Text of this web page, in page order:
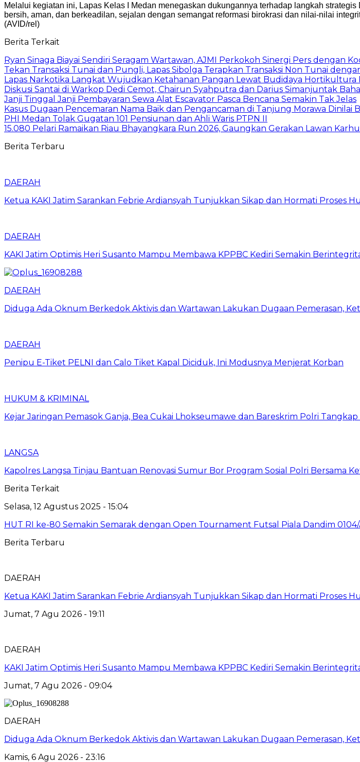
Melalui kegiatan ini, Lapas Kelas I Medan menegaskan dukungannya terhadap langkah
bersih, aman, dan berkeadilan, sejalan dengan semangat reformasi birokrasi dan nilai-nilai
(AVID/rel)
Berita Terkait
Ryan Sinaga Biayai Sendiri Seragam Wartawan, AJMI Perkokoh Sinergi Pers dengan
Tekan Transaksi Tunai dan Pungli, Lapas Sibolga Terapkan Transaksi Non Tunai
Lapas Narkotika Langkat Wujudkan Ketahanan Pangan Lewat Budidaya Hortikultura
Diskusi Santai di Warkop Dedi Cemot, Chairun Syahputra dan Darius Simanjuntak
Janji Tinggal Janji Pembayaran Sewa Alat Escavator Pasca Bencana Semakin Tak Jelas
Kasus Dugaan Pencemaran Nama Baik dan Pengancaman di Tanjung Morawa
PHI Medan Tolak Gugatan 101 Pensiunan dan Ahli Waris PTPN II
15.080 Pelari Ramaikan Riau Bhayangkara Run 2026, Gaungkan Gerakan Lawan
Berita Terbaru
DAERAH
Ketua KAKI Jatim Sarankan Febrie Ardiansyah Tunjukkan Sikap dan Hormati Proses
DAERAH
KAKI Jatim Optimis Heri Susanto Mampu Membawa KPPBC Kediri Semakin
DAERAH
Diduga Ada Oknum Berkedok Aktivis dan Wartawan Lakukan Dugaan Pemerasan,
DAERAH
Penipu E-Tiket PELNI dan Calo Tiket Kapal Diciduk, Ini Modusnya Menjerat Korban
HUKUM & KRIMINAL
Kejar Jaringan Pemasok Ganja, Bea Cukai Lhokseumawe dan Bareskrim Polri
LANGSA
Kapolres Langsa Tinjau Bantuan Renovasi Sumur Bor Program Sosial Polri Bersama
Berita Terkait
Selasa, 12 Agustus 2025 - 15:04
HUT RI ke-80 Semakin Semarak dengan Open Tournament Futsal Piala Dandim
Berita Terbaru
DAERAH
Ketua KAKI Jatim Sarankan Febrie Ardiansyah Tunjukkan Sikap dan Hormati Proses
Jumat, 7 Agu 2026 - 19:11
DAERAH
KAKI Jatim Optimis Heri Susanto Mampu Membawa KPPBC Kediri Semakin
Jumat, 7 Agu 2026 - 09:04
DAERAH
Diduga Ada Oknum Berkedok Aktivis dan Wartawan Lakukan Dugaan Pemerasan,
Kamis, 6 Agu 2026 - 23:16